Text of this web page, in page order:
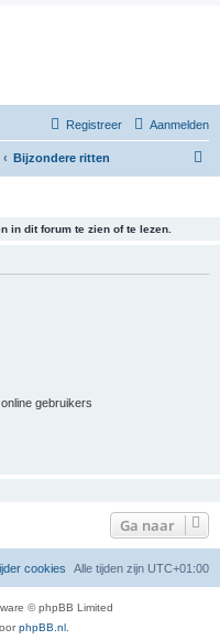
Aanmelden
Registreer
Bijzondere ritten
in dit forum te zien of te lezen.
gebruikers
Ga naar
Alle tijden zijn UTC+01:00
cookies
© phpBB Limited
phpBB.nl.